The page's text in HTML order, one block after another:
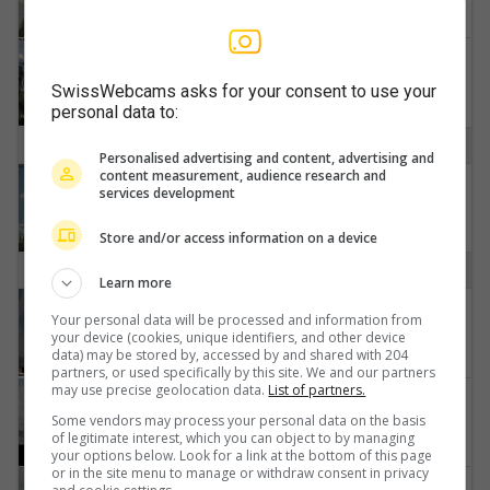
Neuhausen am Rheinfall › Nordosten: Schaffhausen, Schweiz: Nordost (Flurlingen/ Schaffhausen)
Opfikon › Nordwesten: Turm von Opfikon
Richterswil › Osten
Richterswil › Nordosten: Zürichsee
SwissWebcams asks for your consent to use your
personal data to:
Personalised advertising and content, advertising and
content measurement, audience research and
services development
Store and/or access information on a device
Learn more
Your personal data will be processed and information from
your device (cookies, unique identifiers, and other device
data) may be stored by, accessed by and shared with 204
partners, or used specifically by this site. We and our partners
may use precise geolocation data. List of partners.
Some vendors may process your personal data on the basis
of legitimate interest, which you can object to by managing
your options below. Look for a link at the bottom of this page
or in the site menu to manage or withdraw consent in privacy